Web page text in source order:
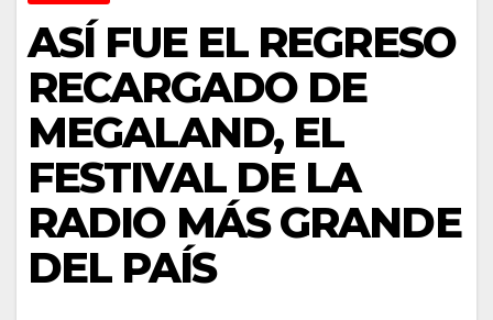
ASÍ FUE EL REGRESO
RECARGADO DE
MEGALAND, EL
FESTIVAL DE LA
RADIO MÁS GRANDE
DEL PAÍS